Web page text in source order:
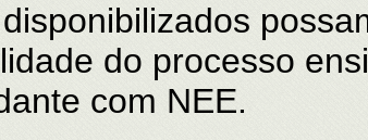
do processo
com NEE.